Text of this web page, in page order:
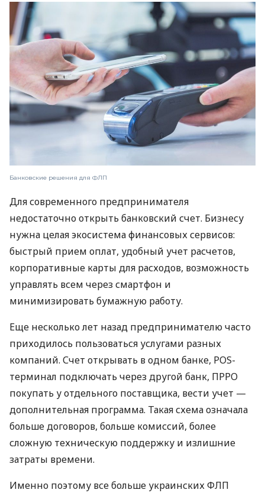
Банковские решения для ФЛП
Для современного предпринимателя
недостаточно открыть банковский счет. Бизнесу
нужна целая экосистема финансовых сервисов:
быстрый прием оплат, удобный учет расчетов,
корпоративные карты для расходов, возможность
управлять всем через смартфон и
минимизировать бумажную работу.
Еще несколько лет назад предпринимателю часто
приходилось пользоваться услугами разных
компаний. Счет открывать в одном банке, POS-
терминал подключать через другой банк, ПРРО
покупать у отдельного поставщика, вести учет —
дополнительная программа. Такая схема означала
больше договоров, больше комиссий, более
сложную техническую поддержку и излишние
затраты времени.
Именно поэтому все больше украинских ФЛП